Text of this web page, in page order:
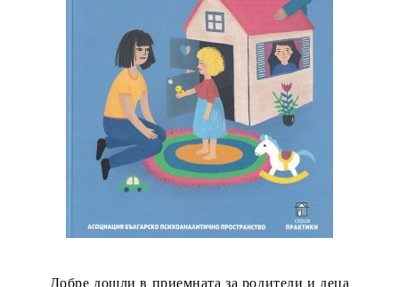
Добре дошли в приемната за родители и деца